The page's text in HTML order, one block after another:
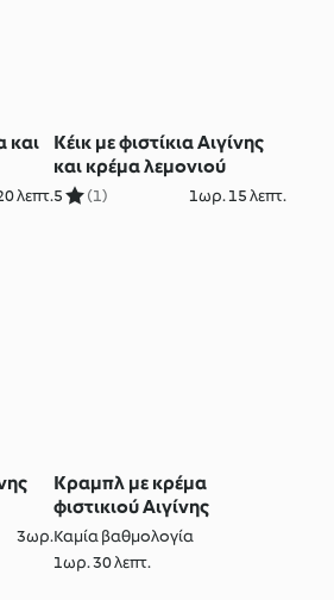
και
λεπτ.
Κέικ με φιστίκια Αιγίνης
και κρέμα λεμονιού
5 (1) 1ωρ. 15 λεπτ.
3ωρ.
Κραμπλ με κρέμα
φιστικιού Αιγίνης
Καμία βαθμολογία
1ωρ. 30 λεπτ.